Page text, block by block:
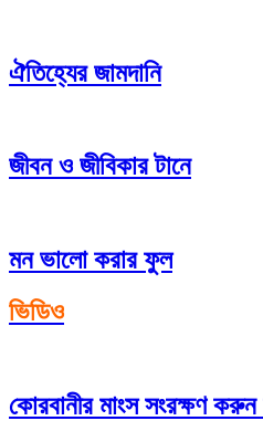
ঐতিহ্যের জামদানি
জীবন ও জীবিকার টানে
মন ভালো করার ফুল
ভিডিও
কোরবানীর মাংস সংরক্ষণ করুন